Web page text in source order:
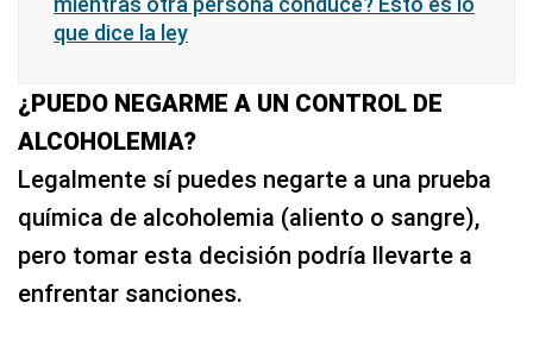
que dice la ley
¿PUEDO NEGARME A UN CONTROL DE
ALCOHOLEMIA?
Legalmente sí puedes negarte a una prueba
química de alcoholemia (aliento o sangre),
pero tomar esta decisión podría llevarte a
enfrentar sanciones.